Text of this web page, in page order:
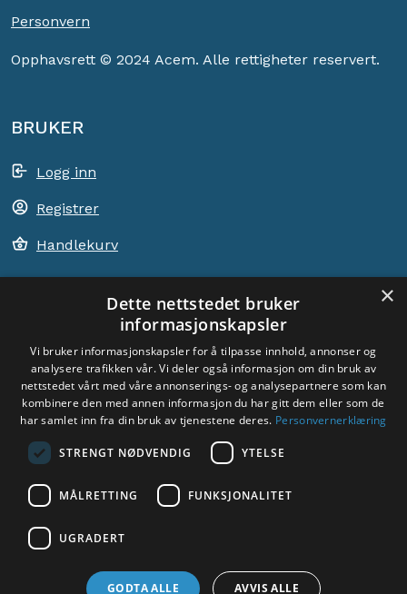
Personvern
Opphavsrett © 2024 Acem. Alle rettigheter reservert.
BRUKER
Logg inn
Registrer
Handlekurv
ACEM VERDEN OVER
VELG LAND
Dyade
×
Dette nettstedet bruker
informasjonskapsler
Vi bruker informasjonskapsler for å tilpasse innhold, annonser og
analysere trafikken vår. Vi deler også informasjon om din bruk av
nettstedet vårt med våre annonserings- og analysepartnere som kan
kombinere den med annen informasjon du har gitt dem eller som de
har samlet inn fra din bruk av tjenestene deres. Personvernerklæring
STRENGT NØDVENDIG YTELSE
MÅLRETTING FUNKSJONALITET
UGRADERT
GODTA ALLE AVVIS ALLE